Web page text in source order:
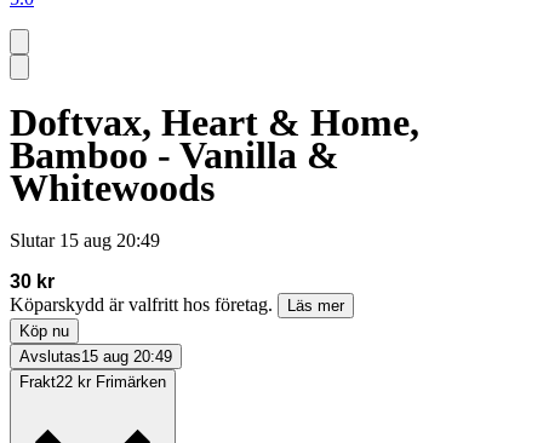
Doftvax, Heart & Home,
Bamboo - Vanilla &
Whitewoods
Slutar 15 aug 20:49
30 kr
Köparskydd är valfritt hos företag.
Läs mer
Köp nu
Avslutas15 aug 20:49
Frakt22 kr Frimärken